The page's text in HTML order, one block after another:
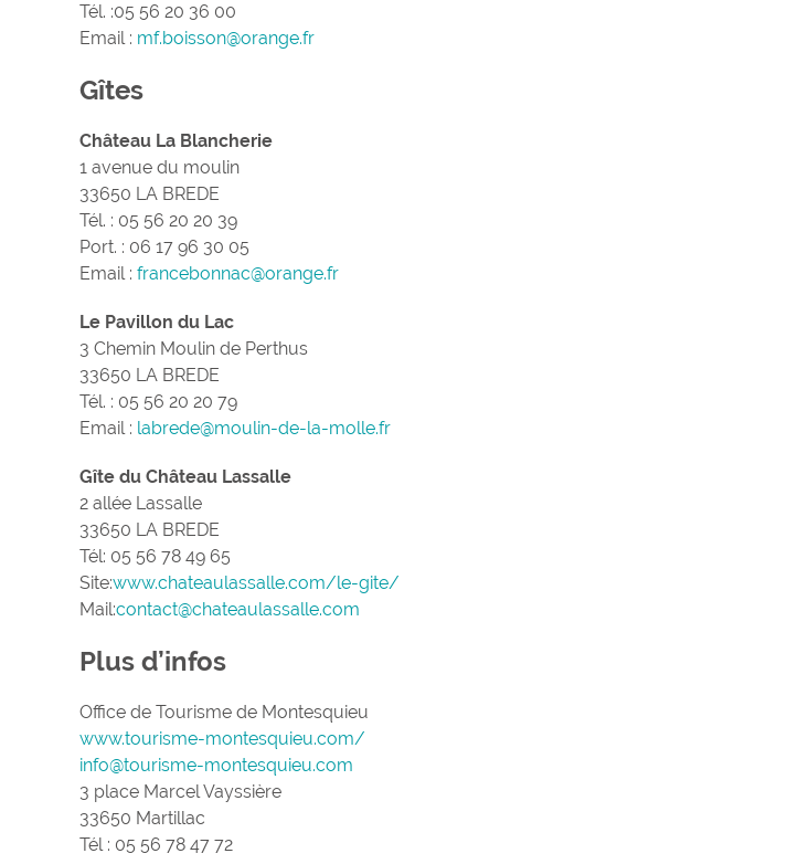
Tél. :05 56 20 36 00
Email : mf.boisson@orange.fr
Gîtes
Château La Blancherie
1 avenue du moulin
33650 LA BREDE
Tél. : 05 56 20 20 39
Port. : 06 17 96 30 05
Email : francebonnac@orange.fr
Le Pavillon du Lac
3 Chemin Moulin de Perthus
33650 LA BREDE
Tél. : 05 56 20 20 79
Email : labrede@moulin-de-la-molle.fr
Gîte du Château Lassalle
2 allée Lassalle
33650 LA BREDE
Tél: 05 56 78 49 65
Site:www.chateaulassalle.com/le-gite/
Mail:contact@chateaulassalle.com
Plus d’infos
Office de Tourisme de Montesquieu
www.tourisme-montesquieu.com/
info@tourisme-montesquieu.com
3 place Marcel Vayssière
33650 Martillac
Tél : 05 56 78 47 72